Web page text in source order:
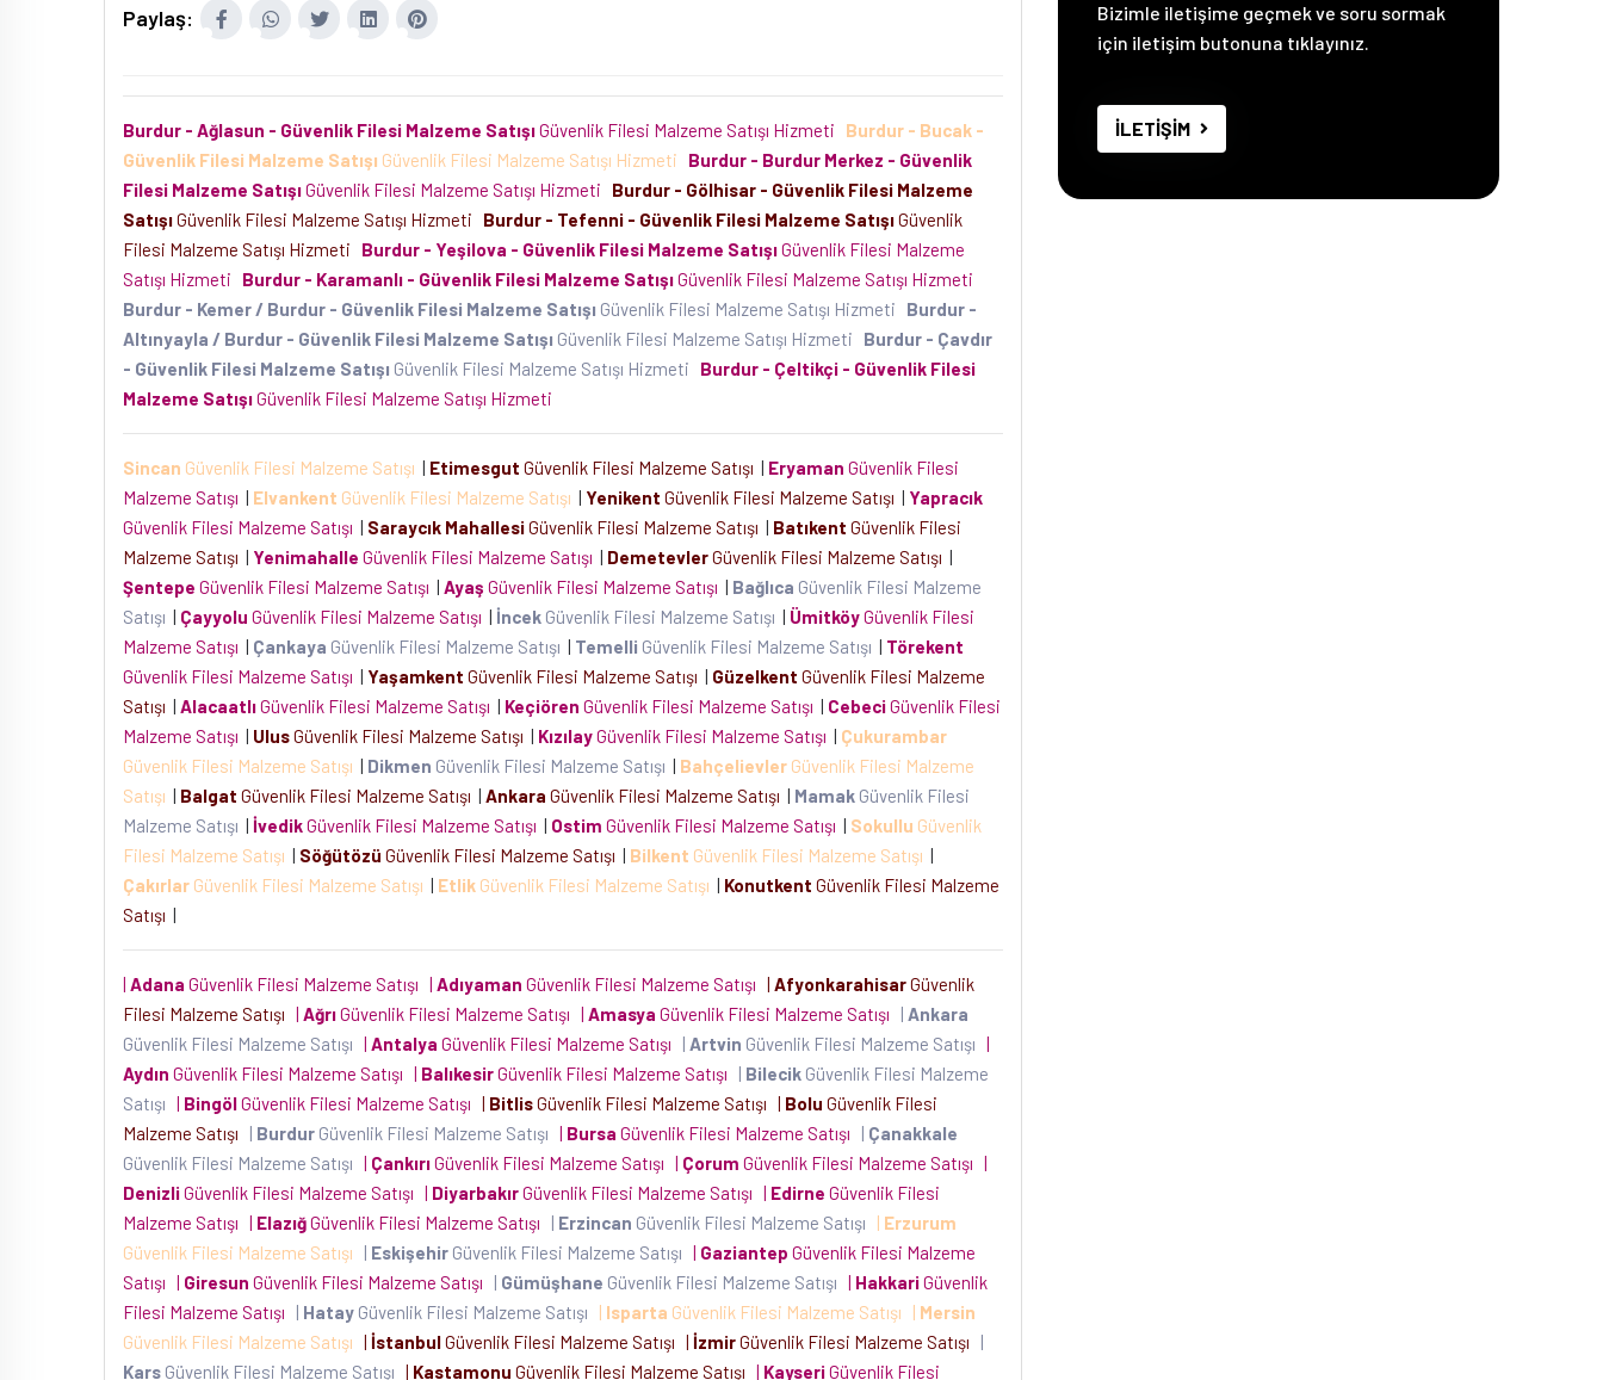
Paylaş:
Burdur - Ağlasun - Güvenlik Filesi Malzeme SatışıGüvenlik Filesi Malzeme Satışı Hizmeti
Burdur - Bucak -
Güvenlik Filesi Malzeme Satışı Güvenlik Filesi Malzeme Satışı Hizmeti
Burdur - Burdur Merkez - Güvenlik
Filesi Malzeme SatışıGüvenlik Filesi Malzeme Satışı Hizmeti
Burdur - Gölhisar - Güvenlik Filesi Malzeme
SatışıGüvenlik Filesi Malzeme Satışı Hizmeti Burdur - Tefenni - Güvenlik Filesi Malzeme SatışıGüvenlik
Filesi Malzeme Satışı Hizmeti
Burdur - Yeşilova - Güvenlik Filesi Malzeme SatışıGüvenlik Filesi Malzeme
Satışı Hizmeti
Burdur - Karamanlı - Güvenlik Filesi Malzeme SatışıGüvenlik Filesi Malzeme Satışı Hizmeti
Burdur - Kemer / Burdur - Güvenlik Filesi Malzeme Satışı Güvenlik Filesi Malzeme Satışı Hizmeti
Burdur -
Altınyayla / Burdur - Güvenlik Filesi Malzeme Satışı Güvenlik Filesi Malzeme Satışı Hizmeti
Burdur - Çavdır
- Güvenlik Filesi Malzeme Satışı Güvenlik Filesi Malzeme Satışı Hizmeti
Burdur - Çeltikçi - Güvenlik Filesi
Malzeme SatışıGüvenlik Filesi Malzeme Satışı Hizmeti
Sincan Güvenlik Filesi Malzeme Satışı | Etimesgut Güvenlik Filesi Malzeme Satışı | Eryaman Güvenlik Filesi
Malzeme Satışı | Elvankent Güvenlik Filesi Malzeme Satışı | Yenikent Güvenlik Filesi Malzeme Satışı | Yapracık
Güvenlik Filesi Malzeme Satışı | Saraycık MahallesiGüvenlik Filesi Malzeme Satışı | Batıkent Güvenlik Filesi
Malzeme Satışı | Yenimahalle Güvenlik Filesi Malzeme Satışı | DemetevlerGüvenlik Filesi Malzeme Satışı |
Şentepe Güvenlik Filesi Malzeme Satışı | Ayaş Güvenlik Filesi Malzeme Satışı | Bağlıca Güvenlik Filesi Malzeme
Satışı | Çayyolu Güvenlik Filesi Malzeme Satışı | İncek Güvenlik Filesi Malzeme Satışı | ÜmitköyGüvenlik Filesi
Malzeme Satışı | Çankaya Güvenlik Filesi Malzeme Satışı | Temelli Güvenlik Filesi Malzeme Satışı | Törekent
Güvenlik Filesi Malzeme Satışı | Yaşamkent Güvenlik Filesi Malzeme Satışı | Güzelkent Güvenlik Filesi Malzeme
Satışı | AlacaatlıGüvenlik Filesi Malzeme Satışı | Keçiören Güvenlik Filesi Malzeme Satışı | CebeciGüvenlik Filesi
Malzeme Satışı | UlusGüvenlik Filesi Malzeme Satışı | KızılayGüvenlik Filesi Malzeme Satışı | Çukurambar
Güvenlik Filesi Malzeme Satışı | Dikmen Güvenlik Filesi Malzeme Satışı | Bahçelievler Güvenlik Filesi Malzeme
Satışı | Balgat Güvenlik Filesi Malzeme Satışı | Ankara Güvenlik Filesi Malzeme Satışı | Mamak Güvenlik Filesi
Malzeme Satışı | İvedikGüvenlik Filesi Malzeme Satışı | Ostim Güvenlik Filesi Malzeme Satışı | Sokullu Güvenlik
Filesi Malzeme Satışı | Söğütözü Güvenlik Filesi Malzeme Satışı | Bilkent Güvenlik Filesi Malzeme Satışı |
Çakırlar Güvenlik Filesi Malzeme Satışı | Etlik Güvenlik Filesi Malzeme Satışı | Konutkent Güvenlik Filesi Malzeme
Satışı |
| Adana Güvenlik Filesi Malzeme Satışı | Adıyaman Güvenlik Filesi Malzeme Satışı | AfyonkarahisarGüvenlik
Filesi Malzeme Satışı | AğrıGüvenlik Filesi Malzeme Satışı | Amasya Güvenlik Filesi Malzeme Satışı | Ankara
Güvenlik Filesi Malzeme Satışı | Antalya Güvenlik Filesi Malzeme Satışı | Artvin Güvenlik Filesi Malzeme Satışı |
Aydın Güvenlik Filesi Malzeme Satışı | BalıkesirGüvenlik Filesi Malzeme Satışı | Bilecik Güvenlik Filesi Malzeme
Satışı | BingölGüvenlik Filesi Malzeme Satışı | BitlisGüvenlik Filesi Malzeme Satışı | Bolu Güvenlik Filesi
Malzeme Satışı
| Burdur Güvenlik Filesi Malzeme Satışı | Bursa Güvenlik Filesi Malzeme Satışı | Çanakkale
Güvenlik Filesi Malzeme Satışı | ÇankırıGüvenlik Filesi Malzeme Satışı | Çorum Güvenlik Filesi Malzeme Satışı |
DenizliGüvenlik Filesi Malzeme Satışı | DiyarbakırGüvenlik Filesi Malzeme Satışı | Edirne Güvenlik Filesi
Malzeme Satışı | ElazığGüvenlik Filesi Malzeme Satışı | Erzincan Güvenlik Filesi Malzeme Satışı | Erzurum
Güvenlik Filesi Malzeme Satışı
| Eskişehir Güvenlik Filesi Malzeme Satışı | Gaziantep Güvenlik Filesi Malzeme
Satışı | Giresun Güvenlik Filesi Malzeme Satışı | Gümüşhane Güvenlik Filesi Malzeme Satışı | HakkariGüvenlik
Filesi Malzeme Satışı
| Hatay Güvenlik Filesi Malzeme Satışı | Isparta Güvenlik Filesi Malzeme Satışı | Mersin
Güvenlik Filesi Malzeme Satışı | İstanbulGüvenlik Filesi Malzeme Satışı | İzmirGüvenlik Filesi Malzeme Satışı
|
Kars Güvenlik Filesi Malzeme Satışı | Kastamonu Güvenlik Filesi Malzeme Satışı | KayseriGüvenlik Filesi
Bizimle iletişime geçmek ve soru sormak
için iletişim butonuna tıklayınız.
İLETİŞİM